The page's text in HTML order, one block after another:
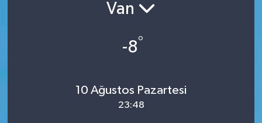
Van
-8°
10 Ağustos Pazartesi
23:48